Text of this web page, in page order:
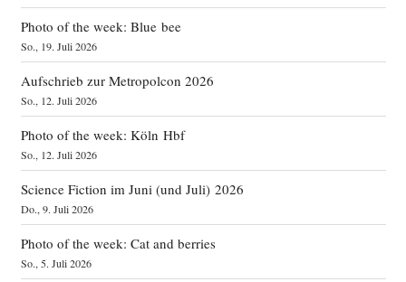
Photo of the week: Blue bee
So., 19. Juli 2026
Aufschrieb zur Metropolcon 2026
So., 12. Juli 2026
Photo of the week: Köln Hbf
So., 12. Juli 2026
Science Fiction im Juni (und Juli) 2026
Do., 9. Juli 2026
Photo of the week: Cat and berries
So., 5. Juli 2026